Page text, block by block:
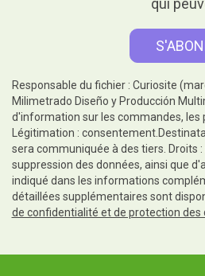
qui
Responsable du fichier : Curiosite
Milimetrado Diseño y Producción
d'information sur les commandes, les
Légitimation :
sera communiquée à des tiers. Droits
suppression des données, ainsi que
indiqué dans les informations
détaillées supplémentaires sont
de confidentialité et de protection des